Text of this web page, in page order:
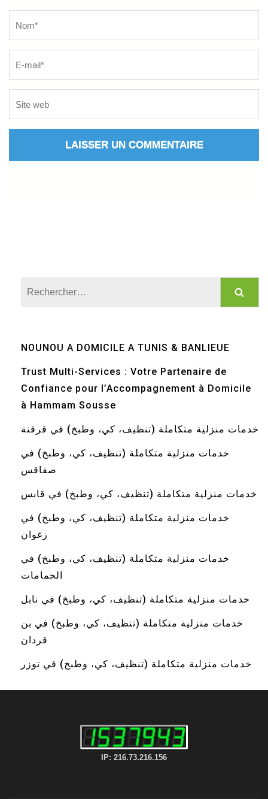
NOUNOU A DOMICILE A TUNIS & BANLIEUE
Trust Multi-Services : Votre Partenaire de
Confiance pour l’Accompagnement à Domicile
à Hammam Sousse
خدمات منزلية متكاملة (تنظيف، كي، وطبخ) في قرقنة
خدمات منزلية متكاملة (تنظيف، كي، وطبخ) في
صفاقس
خدمات منزلية متكاملة (تنظيف، كي، وطبخ) في قابس
خدمات منزلية متكاملة (تنظيف، كي، وطبخ) في
زغوان
خدمات منزلية متكاملة (تنظيف، كي، وطبخ) في
الحمامات
خدمات منزلية متكاملة (تنظيف، كي، وطبخ) في نابل
خدمات منزلية متكاملة (تنظيف، كي، وطبخ) في بن
قردان
خدمات منزلية متكاملة (تنظيف، كي، وطبخ) في توزر
IP: 216.73.216.156